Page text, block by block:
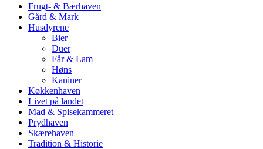
Frugt- & Bærhaven
Gård & Mark
Husdyrene
Bier
Duer
Får & Lam
Høns
Kaniner
Køkkenhaven
Livet på landet
Mad & Spisekammeret
Prydhaven
Skærehaven
Tradition & Historie